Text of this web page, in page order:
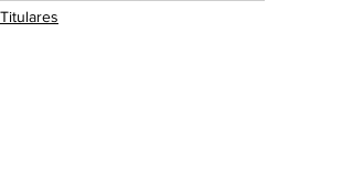
Titulares